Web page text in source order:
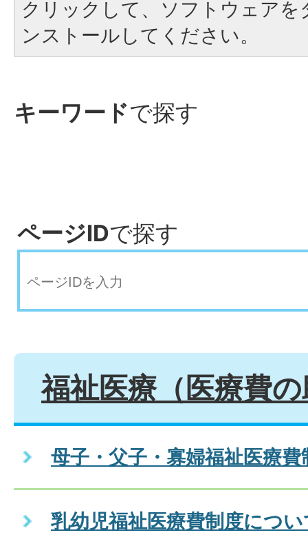
クリックして、ソフトウェア
ンストールしてください。
キーワードで探す
ページIDで探す
福祉医療（医療費
母子・父子・寡婦福祉医療
乳幼児福祉医療費制度につ